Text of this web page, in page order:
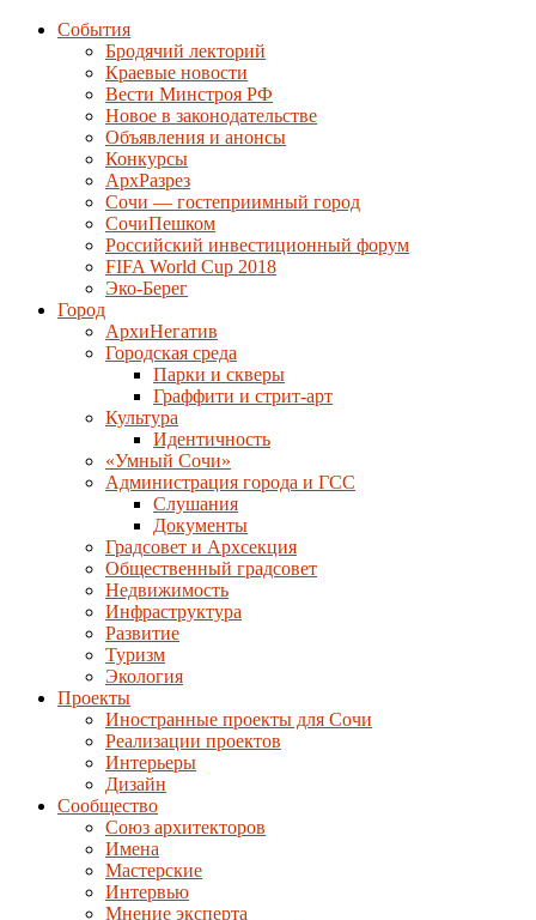
События
Бродячий лекторий
Краевые новости
Вести Минстроя РФ
Новое в законодательстве
Объявления и анонсы
Конкурсы
АрхРазрез
Сочи — гостеприимный город
СочиПешком
Российский инвестиционный форум
FIFA World Cup 2018
Эко-Берег
Город
АрхиНегатив
Городская среда
Парки и скверы
Граффити и стрит-арт
Культура
Идентичность
«Умный Сочи»
Администрация города и ГСС
Слушания
Документы
Градсовет и Архсекция
Общественный градсовет
Недвижимость
Инфраструктура
Развитие
Туризм
Экология
Проекты
Иностранные проекты для Сочи
Реализации проектов
Интерьеры
Дизайн
Сообщество
Союз архитекторов
Имена
Мастерские
Интервью
Мнение эксперта